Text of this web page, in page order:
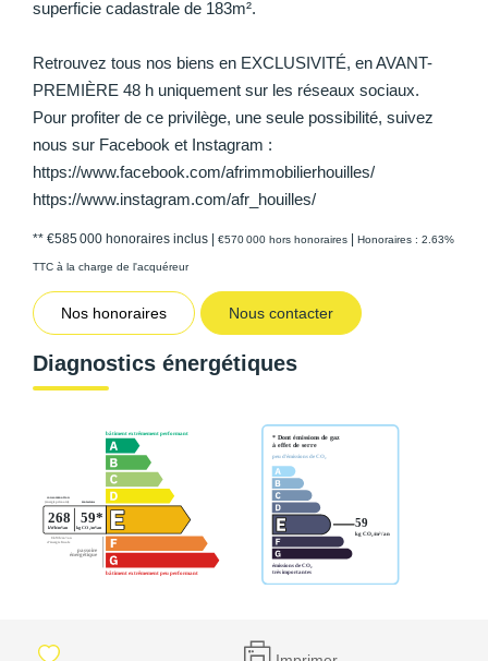
superficie cadastrale de 183m².
Retrouvez tous nos biens en EXCLUSIVITÉ, en AVANT-
PREMIÈRE 48 h uniquement sur les réseaux sociaux.
Pour profiter de ce privilège, une seule possibilité, suivez
nous sur Facebook et Instagram :
https://www.facebook.com/afrimmobilierhouilles/
https://www.instagram.com/afr_houilles/
** €585 000 honoraires inclus | €570 000 hors honoraires | Honoraires : 2.63%
TTC à la charge de l'acquéreur
Nos honoraires Nous contacter
Diagnostics énergétiques